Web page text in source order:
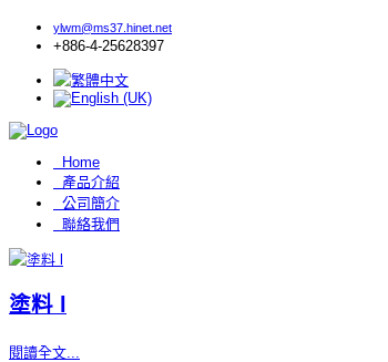
ylwm@ms37.hinet.net
+886-4-25628397
Home
產品介紹
公司簡介
聯絡我們
塗料 l
閱讀全文...